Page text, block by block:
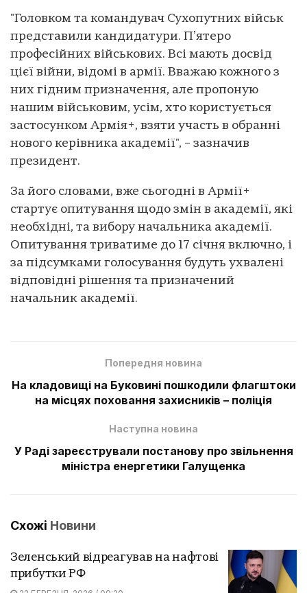
"Головком та командувач Сухопутних військ
представили кандидатури. Пʼятеро
професійних військових. Всі мають досвід
цієї війни, відомі в армії. Вважаю кожного з
них гідним призначення, але пропоную
нашим військовим, усім, хто користується
застосунком Армія+, взяти участь в обранні
нового керівника академії", – зазначив
президент.
За його словами, вже сьогодні в Армії+
стартує опитування щодо змін в академії, які
необхідні, та вибору начальника академії.
Опитування триватиме до 17 січня включно, і
за підсумками голосування будуть ухвалені
відповідні рішення та призначений
начальник академії.
Попередня новина
На кладовищі на Буковині пошкодили флагштоки
на місцях поховання захисників – поліція
Наступна новина
У Раді зареєстрували постанову про звільнення
міністра енергетики Галущенка
Схожі Новини
Зеленський відреагував на нафтові
прибутки РФ